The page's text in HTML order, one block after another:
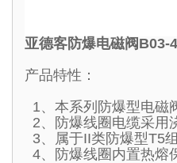
亚德客防爆电磁阀B03-
产品特性：
1、本系列防爆型电磁
2、防爆线圈电缆采用
3、属于II类防爆型T5
4、防爆线圈内置热熔